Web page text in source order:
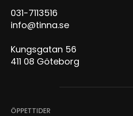
031-7113516
info@tinna.se
Kungsgatan 56
411 08 Göteborg
ÖPPETTIDER